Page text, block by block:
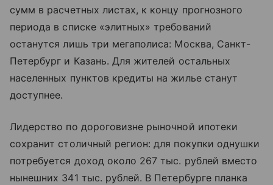
сумм в расчетных листах, к концу прогнозного
периода в списке «элитных» требований
останутся лишь три мегаполиса: Москва, Санкт-
Петербург и Казань. Для жителей остальных
населенных пунктов кредиты на жилье станут
доступнее.
Лидерство по дороговизне рыночной ипотеки
сохранит столичный регион: для покупки однушки
потребуется доход около 267 тыс. рублей вместо
нынешних 341 тыс. рублей. В Петербурге планка